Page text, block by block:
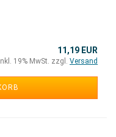
11,19 EUR
19% MwSt. zzgl. Versand